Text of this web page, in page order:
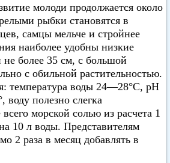
молоди продолжается около
рыбки становятся в
самцы мельче и стройнее
наиболее удобны низкие
более 35 см, с большой
с обильной растительностью.
температура воды 24—28°С, pH
полезно слегка
морской солью из расчета 1
10 л воды. Представителям
2 раза в месяц добавлять в